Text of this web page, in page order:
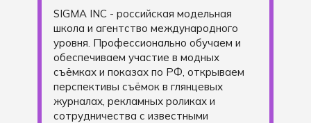
SIGMA INC - российская модельная
школа и агентство международного
уровня. Профессионально обучаем и
обеспечиваем участие в модных
съёмках и показах по РФ, открываем
перспективы съёмок в глянцевых
журналах, рекламных роликах и
сотрудничества с известными